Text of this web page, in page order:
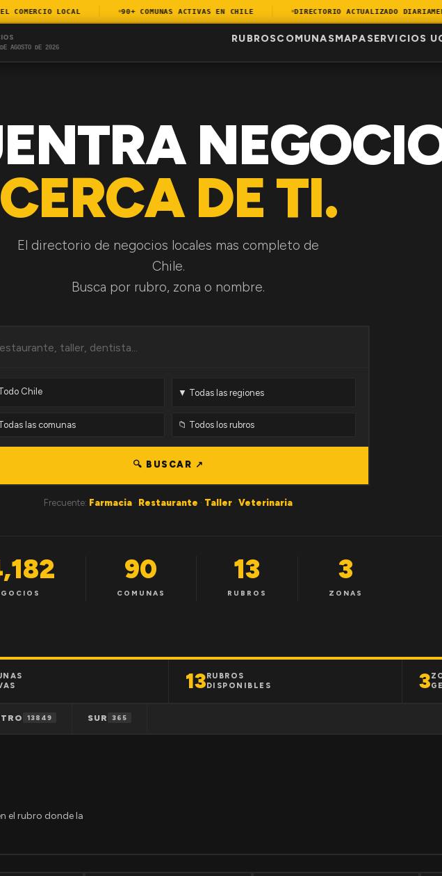
LOCAL 90+ COMUNAS ACTIVAS EN CHILE DIRECTORIO ACTUALIZADO DIARIAMENTE
AGOSTO DE 2026
RUBROSCOMUNASMAPASERVICIOS
CERCA DE TI.
El directorio de negocios locales mas completo de
Chile.
Busca por rubro, zona o nombre.
🔍 BUSCAR ↗
Frecuente: Farmacia · Restaurante · Taller · Veterinaria
90
COMUNAS
13
RUBROS
3
ZONAS
13RUBROS
DISPONIBLES
3
13849 SUR 365
el rubro donde la